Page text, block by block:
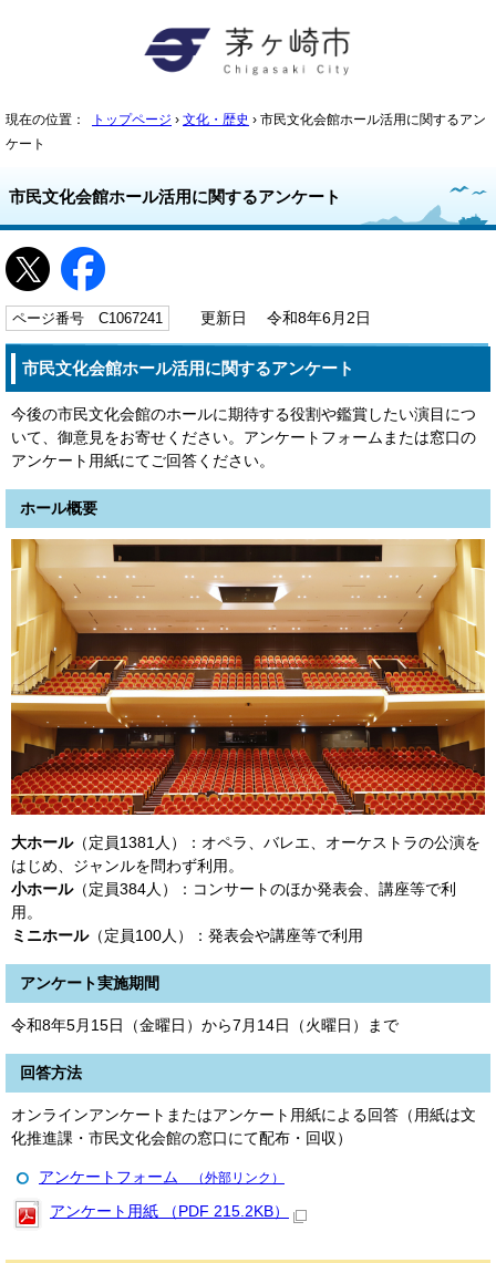
現在の位置： トップページ › 文化・歴史 › 市民文化会館ホール活用に関するアン
ケート
市民文化会館ホール活用に関するアンケート
ページ番号 C1067241 更新日 令和8年6月2日
市民文化会館ホール活用に関するアンケート
今後の市民文化会館のホールに期待する役割や鑑賞したい演目につ
いて、御意見をお寄せください。アンケートフォームまたは窓口の
アンケート用紙にてご回答ください。
ホール概要
大ホール（定員1381人）：オペラ、バレエ、オーケストラの公演を
はじめ、ジャンルを問わず利用。
小ホール（定員384人）：コンサートのほか発表会、講座等で利
用。
ミニホール（定員100人）：発表会や講座等で利用
アンケート実施期間
令和8年5月15日（金曜日）から7月14日（火曜日）まで
回答方法
オンラインアンケートまたはアンケート用紙による回答（用紙は文
化推進課・市民文化会館の窓口にて配布・回収）
アンケートフォーム （外部リンク）
アンケート用紙 （PDF 215.2KB）